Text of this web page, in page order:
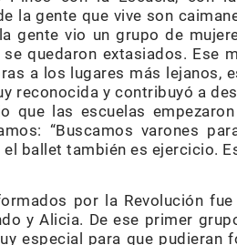
la gente que vive son
gente vio un grupo de
quedaron extasiados. Ese
a los lugares más lejanos,
reconocida y contribuyó a
que las escuelas
“Buscamos varones
el ballet también es ejercicio.
por la Revolución
y Alicia. De ese primer
especial para que pudieran